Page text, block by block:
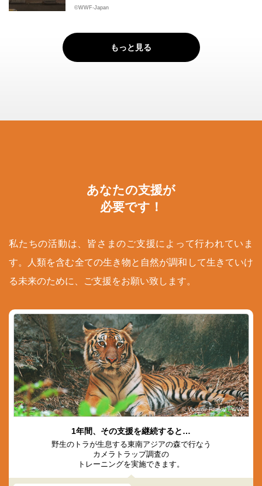
©WWF-Japan
もっと見る
あなたの支援が
必要です！
私たちの活動は、皆さまのご支援によって行われていま
す。人類を含む全ての生き物と自然が調和して生きていけ
る未来のために、ご支援をお願い致します。
© Vladimir Filonov / WWF
1年間、その支援を継続すると…
野生のトラが生息する東南アジアの森で行なう
カメラトラップ調査の
トレーニングを実施できます。